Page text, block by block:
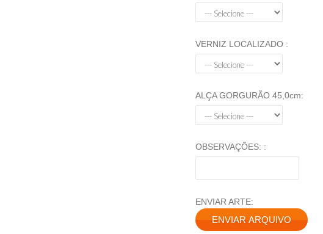
VERNIZ LOCALIZADO :
ALÇA GORGURÃO 45,0cm:
OBSERVAÇÕES: :
ENVIAR ARTE: